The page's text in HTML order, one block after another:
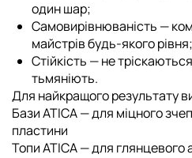
один шар;
Самовирівнюваність —
майстрів будь-якого рівня;
Стійкість — не
тьмяніють.
Для найкращого результату
Бази ATICA— для міцного
пластини
Топи ATICA— для глянцевого